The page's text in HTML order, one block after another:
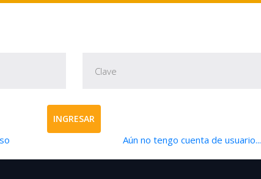
INGRESAR
Aún no tengo cuenta de usuario...